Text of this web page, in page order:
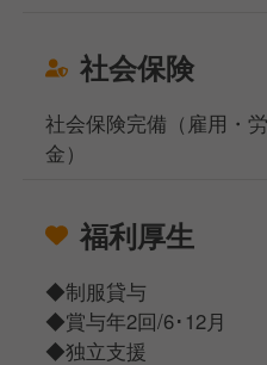
社会保険
社会保険完備（雇用・
金）
福利厚生
◆制服貸与
◆賞与年2回/6･12月
◆独立支援